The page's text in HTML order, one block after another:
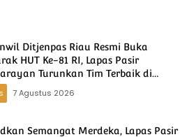
Ditjenpas Riau Resmi Buka
HUT Ke-81 RI, Lapas Pasir
Turunkan Tim Terbaik di
Cup Mini Soccer
7 Agustus 2026
Semangat Merdeka, Lapas Pasir